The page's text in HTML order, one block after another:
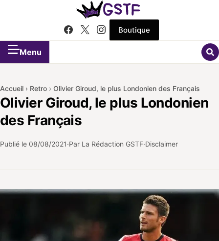
Boutique
Menu
Accueil › Retro › Olivier Giroud, le plus Londonien des Français
Olivier Giroud, le plus Londonien
des Français
Publié le 08/08/2021 Par La Rédaction GSTF Disclaimer